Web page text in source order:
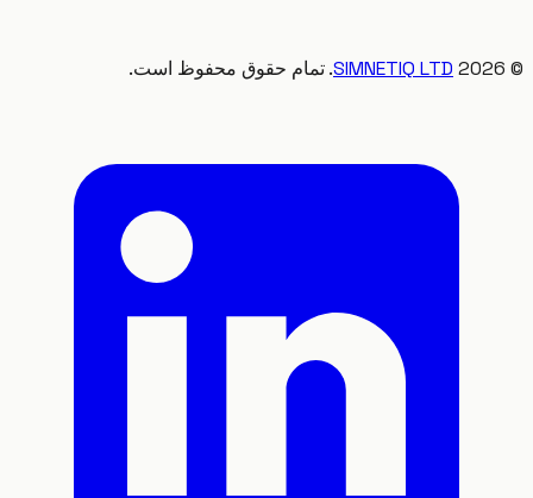
SIMNETIQ LTD. تمام حقوق محفوظ است.